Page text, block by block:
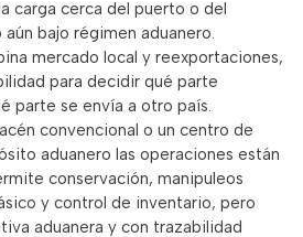
carga cerca del puerto o del
bajo régimen aduanero.
mercado local y reexportaciones,
para decidir qué parte
parte se envía a otro país.
convencional o un centro de
aduanero las operaciones están
conservación, manipuleos
y control de inventario, pero
aduanera y con trazabilidad